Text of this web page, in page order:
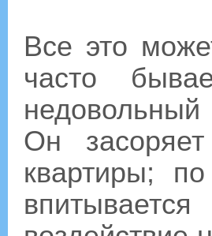
Все это
часто
Он засоряет
квартиры;